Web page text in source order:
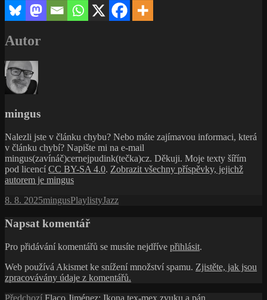
Autor
mingus
Nalezli jste v článku chybu? Nebo máte zajímavou informaci, která
v článku chybí? Napište mi na e-mail
mingus(zavínáč)cernejpudink(tečka)cz. Děkuji. Moje texty šířím
pod licencí CC BY-SA 4.0. Zobrazit všechny příspěvky, jejichž
autorem je mingus
Publikováno:
8. 8. 2025Autor:
mingusRubriky:
PlaylistyŠtítky:
Jazz
Napsat komentář
Pro přidávání komentářů se musíte nejdříve přihlásit.
Web používá Akismet ke snížení množství spamu. Zjistěte, jak jsou
zpracovávány údaje z komentářů.
Předchozí Předchozí
Flaco Jiménez: Ikona tex-mex zvuku a pán